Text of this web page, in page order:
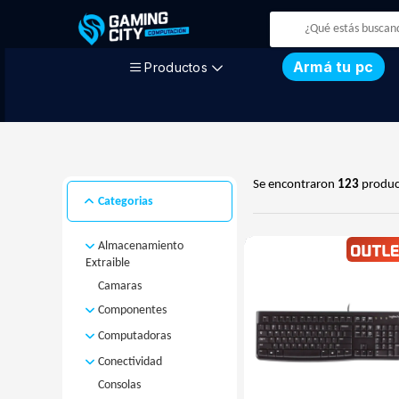
Productos Armá tu pc
Categorias
Almacenamiento
Extraible
Disco Externo
MicroSD
Pendrive
Camaras
Componentes
Discos
Fuentes
Gabinetes
Computadoras
Computadoras
Conectividad
Access Point
Consolas
Se encontraron 123